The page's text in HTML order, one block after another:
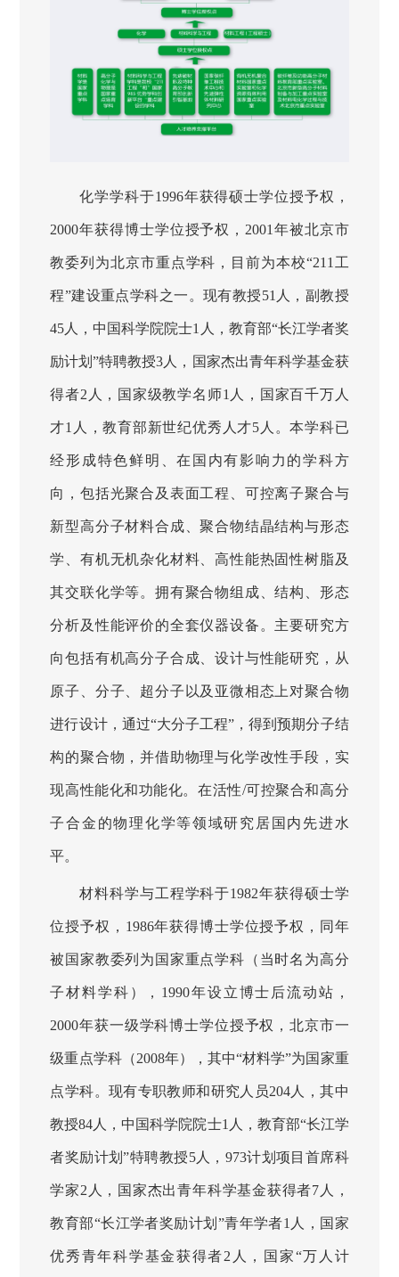
化学学科于1996年获得硕士学位授予权，
2000年获得博士学位授予权，2001年被北京市
教委列为北京市重点学科，目前为本校“211工
程”建设重点学科之一。现有教授51人，副教授
45人，中国科学院院士1人，教育部“长江学者奖
励计划”特聘教授3人，国家杰出青年科学基金获
得者2人，国家级教学名师1人，国家百千万人
才1人，教育部新世纪优秀人才5人。本学科已
经形成特色鲜明、在国内有影响力的学科方
向，包括光聚合及表面工程、可控离子聚合与
新型高分子材料合成、聚合物结晶结构与形态
学、有机无机杂化材料、高性能热固性树脂及
其交联化学等。拥有聚合物组成、结构、形态
分析及性能评价的全套仪器设备。主要研究方
向包括有机高分子合成、设计与性能研究，从
原子、分子、超分子以及亚微相态上对聚合物
进行设计，通过“大分子工程”，得到预期分子结
构的聚合物，并借助物理与化学改性手段，实
现高性能化和功能化。在活性/可控聚合和高分
子合金的物理化学等领域研究居国内先进水
平。
材料科学与工程学科于1982年获得硕士学
位授予权，1986年获得博士学位授予权，同年
被国家教委列为国家重点学科（当时名为高分
子材料学科），1990年设立博士后流动站，
2000年获一级学科博士学位授予权，北京市一
级重点学科（2008年），其中“材料学”为国家重
点学科。现有专职教师和研究人员204人，其中
教授84人，中国科学院院士1人，教育部“长江学
者奖励计划”特聘教授5人，973计划项目首席科
学家2人，国家杰出青年科学基金获得者7人，
教育部“长江学者奖励计划”青年学者1人，国家
优秀青年科学基金获得者2人，国家“万人计